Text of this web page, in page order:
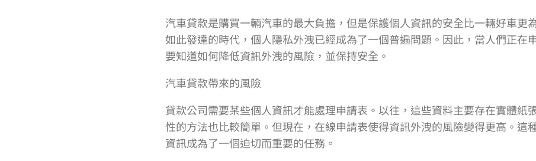
汽車貸款是購買一輛汽車的最大負擔，但是保護個人資訊的安全比一輛好車更
如此發達的時代，個人隱私外洩已經成為了一個普遍問題。因此，當人們正在
要知道如何降低資訊外洩的風險，並保持安全。
汽車貸款帶來的風險
貸款公司需要某些個人資訊才能處理申請表。以往，這些資料主要存在實體紙
性的方法也比較簡單。但現在，在線申請表使得資訊外洩的風險變得更高。這
資訊成為了一個迫切而重要的任務。